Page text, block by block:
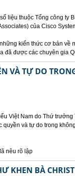
liệu thuộc Tổng công ty
của Cisco
kiến thức cơ bản về
đã được các chuyên gia
VÀ TỰ DO
Việt Nam do Thứ
quyền và tự do trong
nêu rõ lập
KHEN BÀ